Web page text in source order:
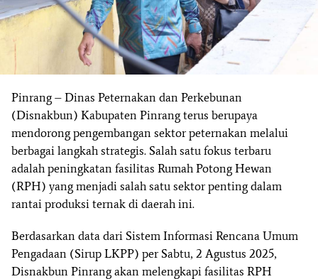
Pinrang – Dinas Peternakan dan Perkebunan
(Disnakbun) Kabupaten Pinrang terus berupaya
mendorong pengembangan sektor peternakan melalui
berbagai langkah strategis. Salah satu fokus terbaru
adalah peningkatan fasilitas Rumah Potong Hewan
(RPH) yang menjadi salah satu sektor penting dalam
rantai produksi ternak di daerah ini.
Berdasarkan data dari Sistem Informasi Rencana Umum
Pengadaan (Sirup LKPP) per Sabtu, 2 Agustus 2025,
Disnakbun Pinrang akan melengkapi fasilitas RPH